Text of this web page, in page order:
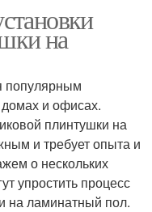
на
популярным
и офисах.
плинтушки на
и требует опыта и
о нескольких
упростить процесс
на ламинатный пол.